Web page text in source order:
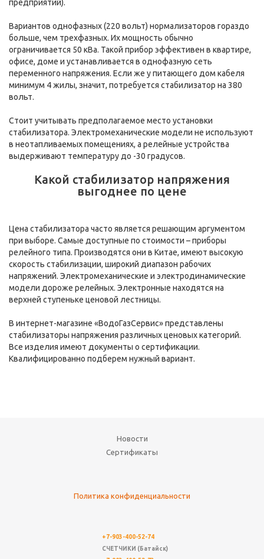
предприятий).
Вариантов однофазных (220 вольт) нормализаторов гораздо
больше, чем трехфазных. Их мощность обычно
ограничивается 50 кВа. Такой прибор эффективен в квартире,
офисе, доме и устанавливается в однофазную сеть
переменного напряжения. Если же у питающего дом кабеля
минимум 4 жилы, значит, потребуется стабилизатор на 380
вольт.
Стоит учитывать предполагаемое место установки
стабилизатора. Электромеханические модели не используют
в неотапливаемых помещениях, а релейные устройства
выдерживают температуру до -30 градусов.
Какой стабилизатор напряжения
выгоднее по цене
Цена стабилизатора часто является решающим аргументом
при выборе. Самые доступные по стоимости – приборы
релейного типа. Производятся они в Китае, имеют высокую
скорость стабилизации, широкий диапазон рабочих
напряжений. Электромеханические и электродинамические
модели дороже релейных. Электронные находятся на
верхней ступеньке ценовой лестницы.
В интернет-магазине «ВодоГазСервис» представлены
стабилизаторы напряжения различных ценовых категорий.
Все изделия имеют документы о сертификации.
Квалифицированно подберем нужный вариант.
Новости
Сертификаты
Политика конфиденциальности
+7-903-400-52-74
СЧЕТЧИКИ (Батайск)